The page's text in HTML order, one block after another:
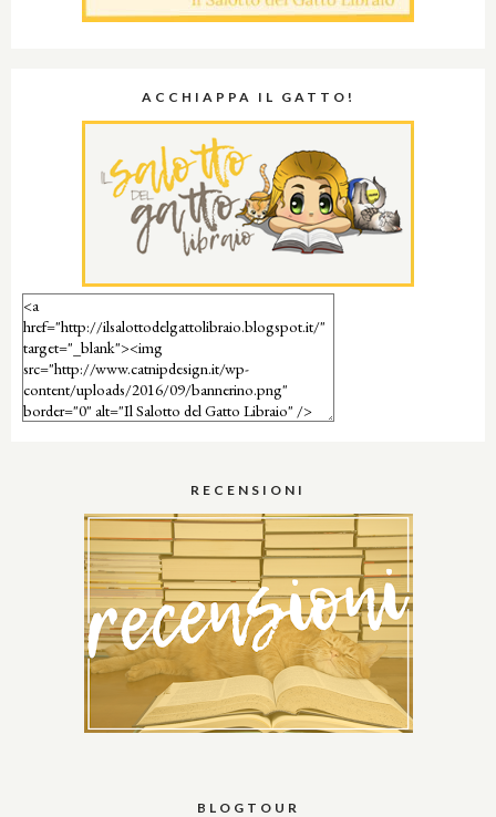
ACCHIAPPA IL GATTO!
RECENSIONI
BLOGTOUR